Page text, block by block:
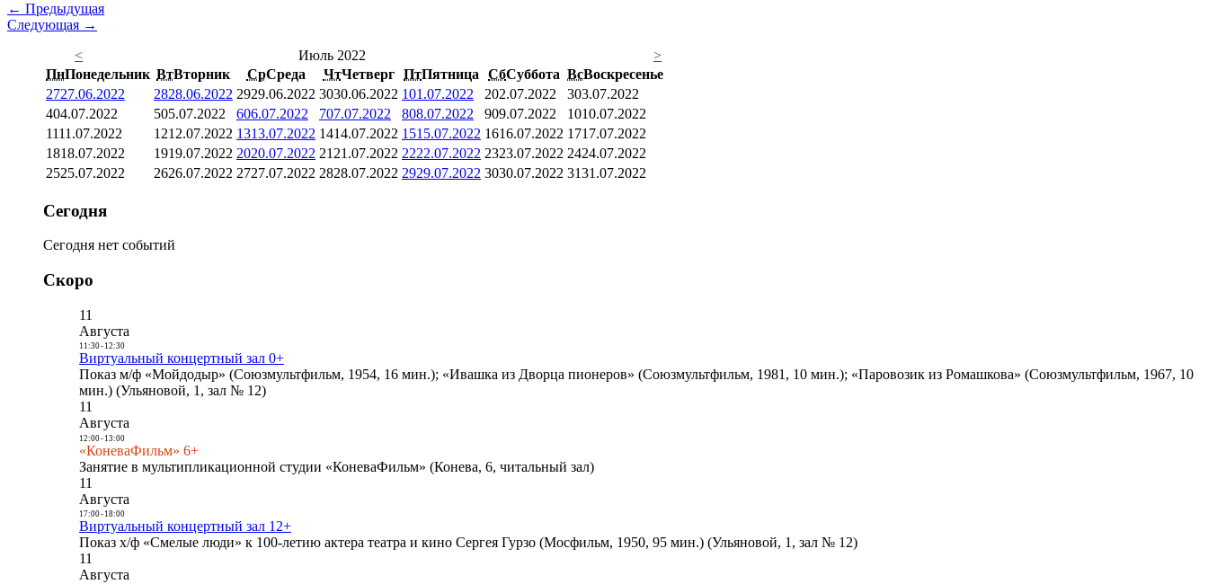
← Предыдущая
Следующая →
<
Июль 2022
>
ПнПонедельник ВтВторник СрСреда ЧтЧетверг ПтПятница СбСуббота ВсВоскресенье
2727.06.2022 2828.06.2022 2929.06.2022 3030.06.2022 101.07.2022 202.07.2022 303.07.2022
404.07.2022 505.07.2022 606.07.2022 707.07.2022 808.07.2022 909.07.2022 1010.07.2022
1111.07.2022 1212.07.2022 1313.07.2022 1414.07.2022 1515.07.2022 1616.07.2022 1717.07.2022
1818.07.2022 1919.07.2022 2020.07.2022 21 21.07.2022 2222.07.2022 2323.07.2022 2424.07.2022
2525.07.2022 2626.07.2022 2727.07.2022 2828.07.2022 2929.07.2022 3030.07.2022 3131.07.2022
Сегодня
Сегодня нет событий
Скоро
11
Августа
11:30- 12:30
Виртуальный концертный зал 0+
Показ м/ф «Мойдодыр» (Союзмультфильм, 1954, 16 мин.); «Ивашка из Дворца пионеров» (Союзмультфильм, 1981, 10 мин.); «Паровозик из Ромашкова» (Союзмультфильм, 1967, 10
мин.) (Ульяновой, 1, зал № 12)
11
Августа
12:00- 13:00
«КоневаФильм» 6+
Занятие в мультипликационной студии «КоневаФильм» (Конева, 6, читальный зал)
11
Августа
17:00- 18:00
Виртуальный концертный зал 12+
Показ х/ф «Смелые люди» к 100-летию актера театра и кино Сергея Гурзо (Мосфильм, 1950, 95 мин.) (Ульяновой, 1, зал № 12)
11
Августа